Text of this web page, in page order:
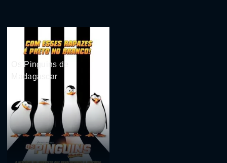
Os Pinguins de
Madagascar